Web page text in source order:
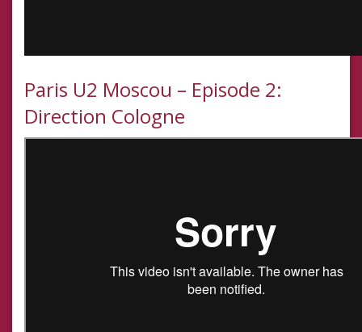
Paris U2 Moscou – Episode 2:
Direction Cologne